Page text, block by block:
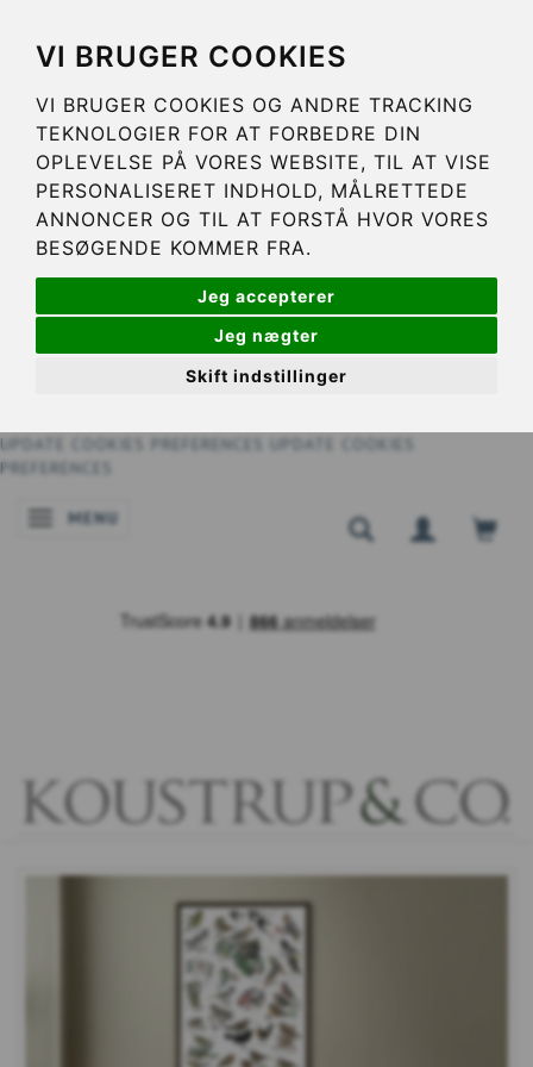
VI BRUGER COOKIES
VI BRUGER COOKIES OG ANDRE TRACKING
TEKNOLOGIER FOR AT FORBEDRE DIN
OPLEVELSE PÅ VORES WEBSITE, TIL AT VISE
PERSONALISERET INDHOLD, MÅLRETTEDE
ANNONCER OG TIL AT FORSTÅ HVOR VORES
BESØGENDE KOMMER FRA.
Jeg accepterer
Jeg nægter
Skift indstillinger
UPDATE COOKIES PREFERENCES
UPDATE COOKIES
PREFERENCES
SKIFTE NAVIGATION
MENU